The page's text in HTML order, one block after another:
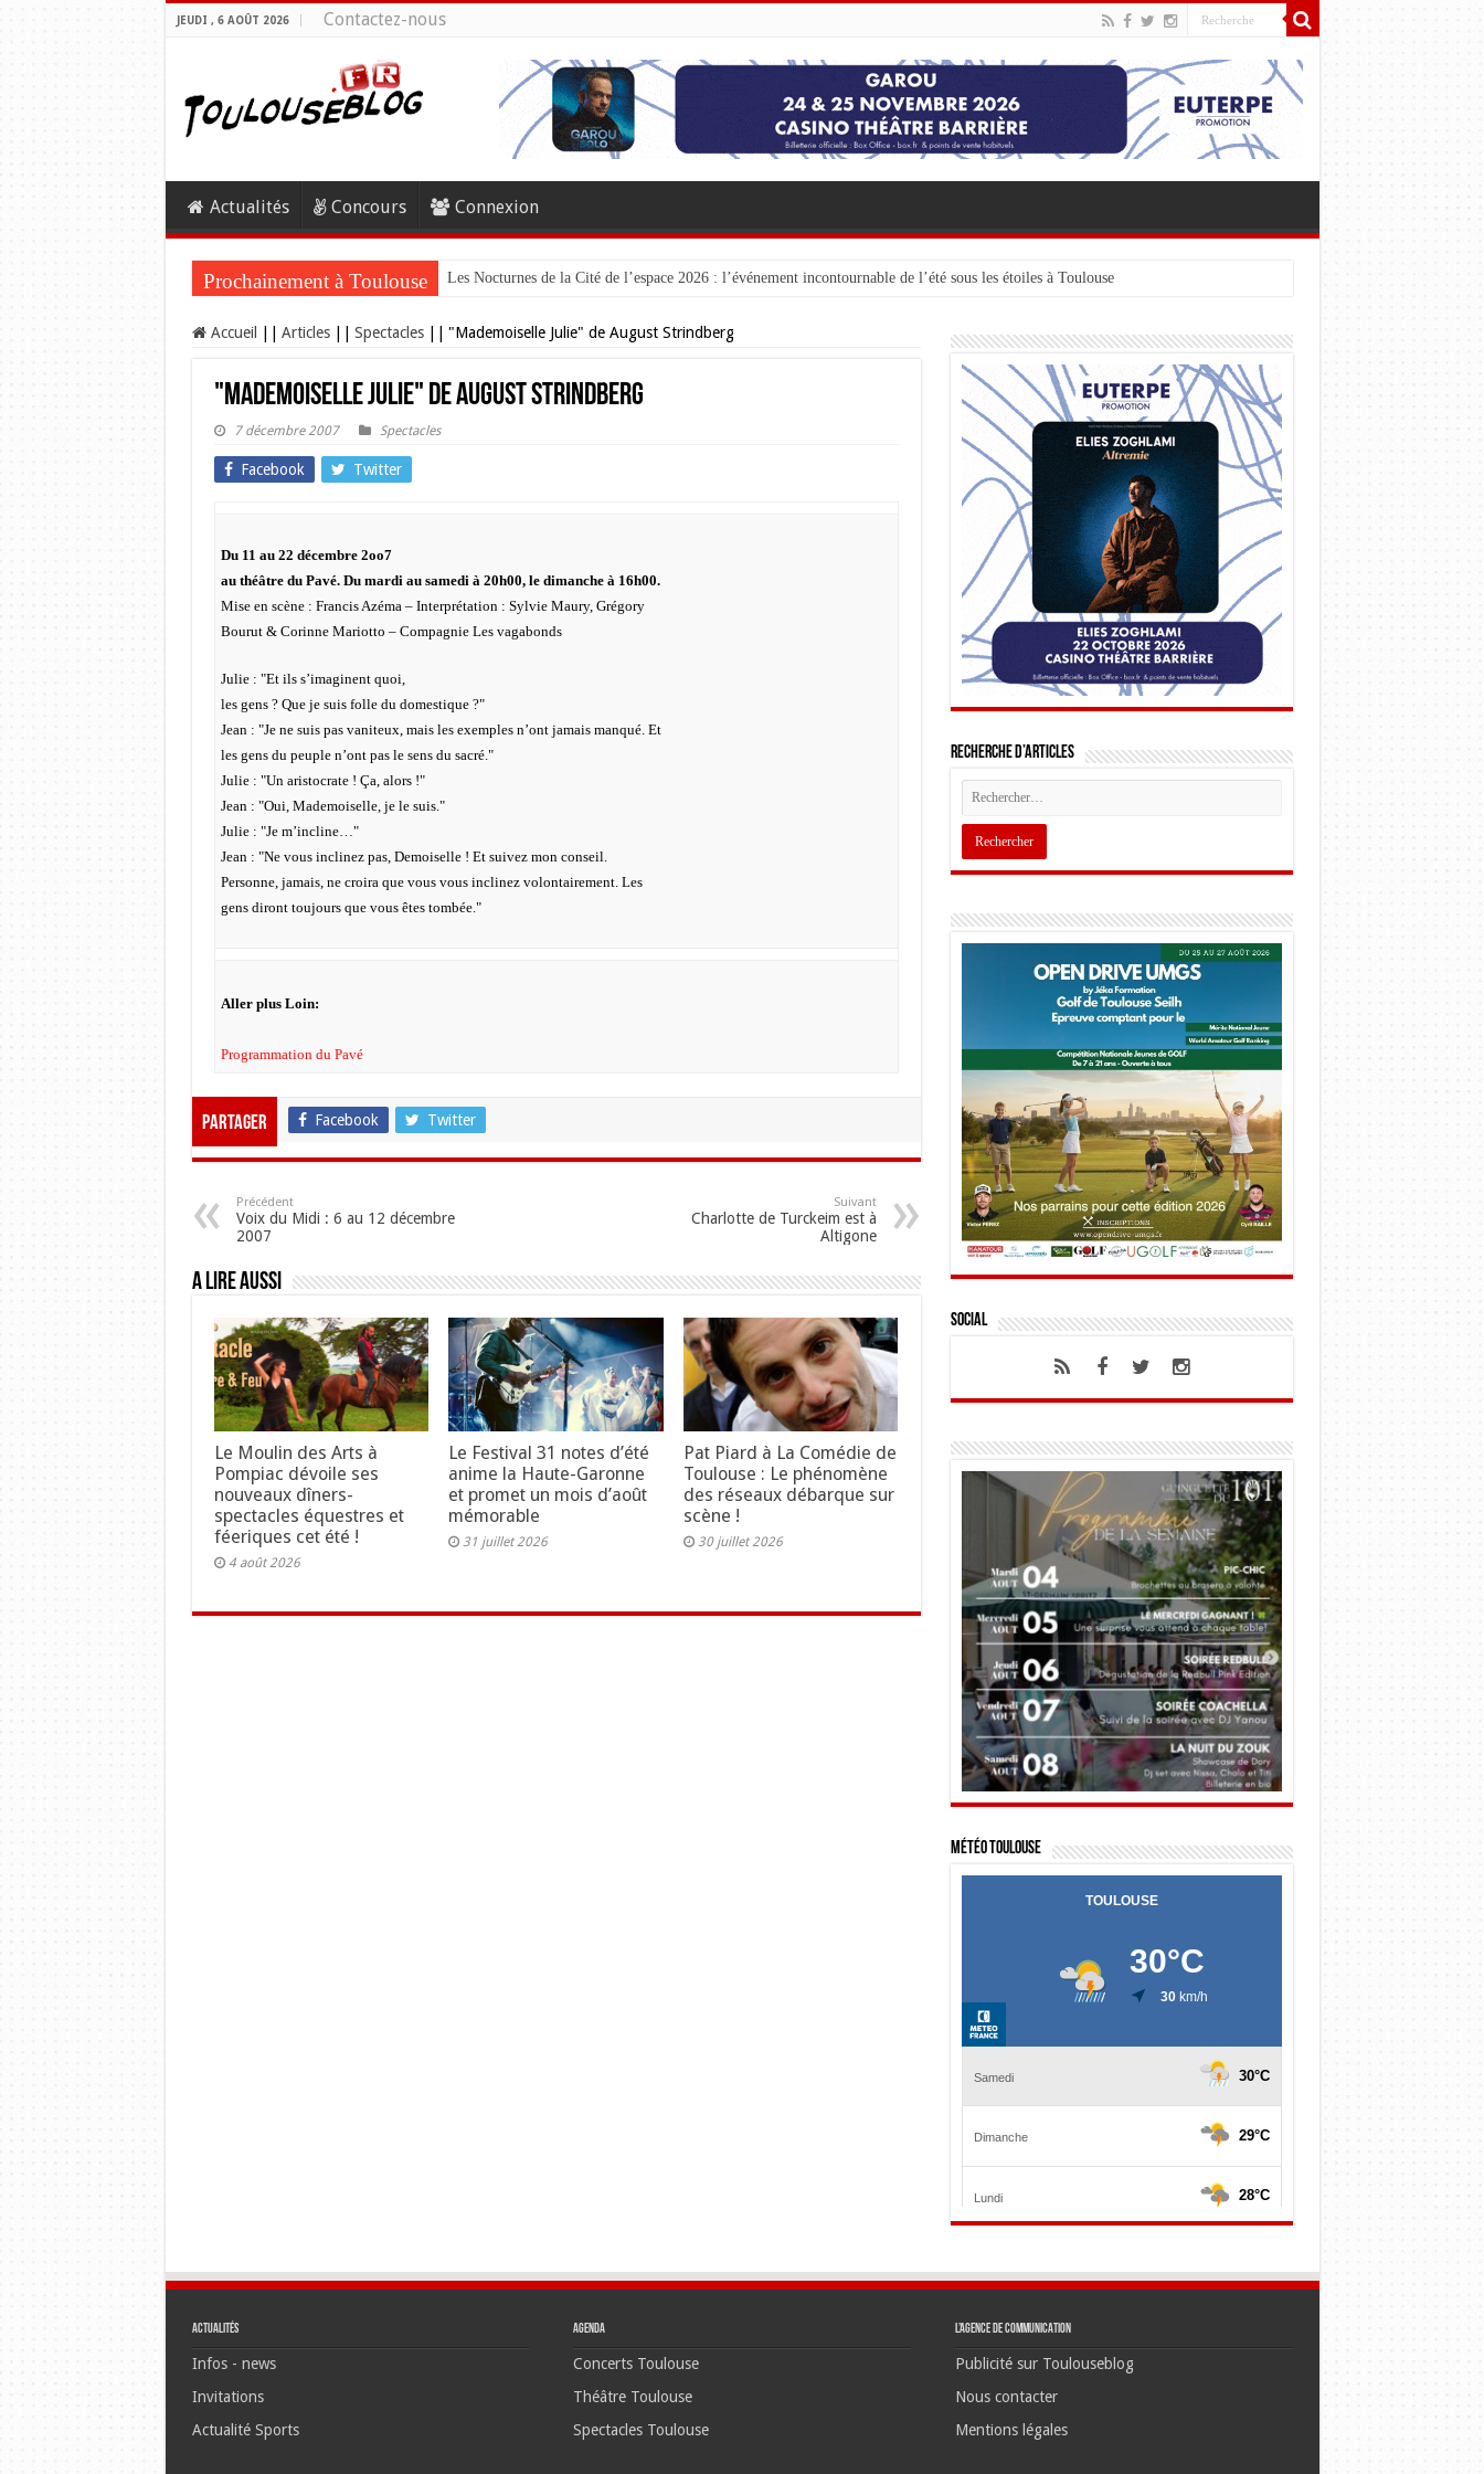
JEUDI , 6 AOÛT 2026 Contactez-nous
Actualités Concours Connexion
Prochainement à Toulouse Les Nocturnes de la Cité de l’espace 2026 : l’événement incontournable de l’été sous les étoiles à Toulouse
Accueil Articles Spectacles "Mademoiselle Julie" de August Strindberg
"Mademoiselle Julie" de August Strindberg
7 décembre 2007 Spectacles
Facebook Twitter
Du 11 au 22 décembre 2oo7
au théâtre du Pavé. Du mardi au samedi à 20h00, le dimanche à 16h00.
Mise en scène : Francis Azéma – Interprétation : Sylvie Maury, Grégory
Bourut & Corinne Mariotto – Compagnie Les vagabonds
Julie : "Et ils s’imaginent quoi,
les gens ? Que je suis folle du domestique ?"
Jean : "Je ne suis pas vaniteux, mais les exemples n’ont jamais manqué. Et
les gens du peuple n’ont pas le sens du sacré."
Julie : "Un aristocrate ! Ça, alors !"
Jean : "Oui, Mademoiselle, je le suis."
Julie : "Je m’incline…"
Jean : "Ne vous inclinez pas, Demoiselle ! Et suivez mon conseil.
Personne, jamais, ne croira que vous vous inclinez volontairement. Les
gens diront toujours que vous êtes tombée."
Aller plus Loin:
Programmation du Pavé
Partager Facebook Twitter
Précédent
Voix du Midi : 6 au 12 décembre
2007
Suivant
Charlotte de Turckeim est à
Altigone
A lire aussi
Le Moulin des Arts à
Pompiac dévoile ses
nouveaux dîners-
spectacles équestres et
féeriques cet été !
4 août 2026
Le Festival 31 notes d’été
anime la Haute-Garonne
et promet un mois d’août
mémorable
31 juillet 2026
Pat Piard à La Comédie de
Toulouse : Le phénomène
des réseaux débarque sur
scène !
30 juillet 2026
Recherche d’articles
Social
Météo Toulouse
Actualités
Infos - news
Invitations
Actualité Sports
Agenda
Concerts Toulouse
Théâtre Toulouse
Spectacles Toulouse
L’agence de communication
Publicité sur Toulouseblog
Nous contacter
Mentions légales